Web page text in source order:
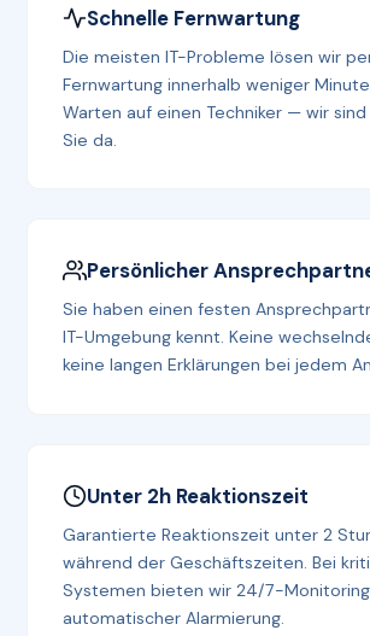
Schnelle Fernwartung
Die meisten IT-Probleme lösen wir
Fernwartung innerhalb weniger
Warten auf einen Techniker — wir
Sie da.
Persönlicher
Sie haben einen festen
IT-Umgebung kennt. Keine
keine langen Erklärungen bei jedem
Unter 2h Reaktionszeit
Garantierte Reaktionszeit unter 2
während der Geschäftszeiten. Bei
Systemen bieten wir 24/7-
automatischer Alarmierung.